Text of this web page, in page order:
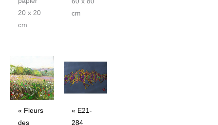
20 x 20
cm
cm
« Fleurs
des
« E21-
284